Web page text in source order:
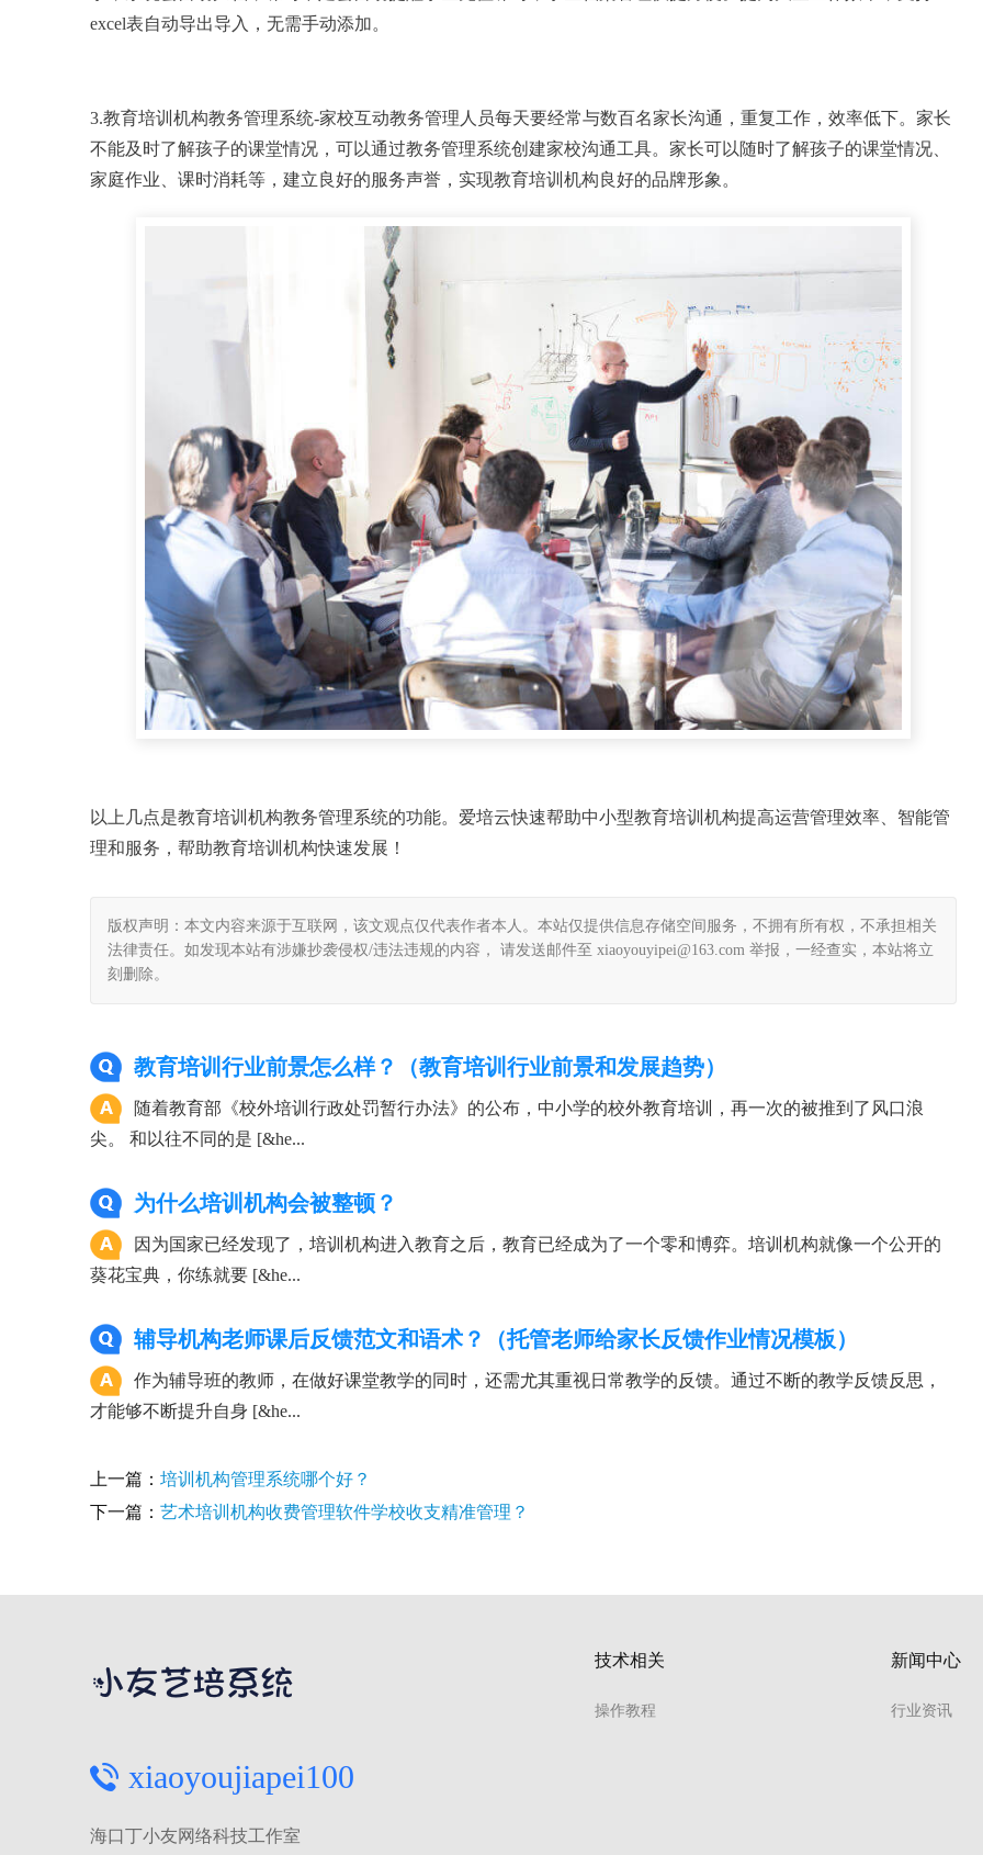
excel表自动导出导入，无需手动添加。
3.教育培训机构教务管理系统-家校互动教务管理人员每天要经常与数百名家长沟通，重复工作，效率低下。家长
不能及时了解孩子的课堂情况，可以通过教务管理系统创建家校沟通工具。家长可以随时了解孩子的课堂情况、
家庭作业、课时消耗等，建立良好的服务声誉，实现教育培训机构良好的品牌形象。
以上几点是教育培训机构教务管理系统的功能。爱培云快速帮助中小型教育培训机构提高运营管理效率、智能管
理和服务，帮助教育培训机构快速发展！
版权声明：本文内容来源于互联网，该文观点仅代表作者本人。本站仅提供信息存储空间服务，不拥有所有权，不承担相关
法律责任。如发现本站有涉嫌抄袭侵权/违法违规的内容， 请发送邮件至 xiaoyouyipei@163.com 举报，一经查实，本站将立
刻删除。
教育培训行业前景怎么样？（教育培训行业前景和发展趋势）
随着教育部《校外培训行政处罚暂行办法》的公布，中小学的校外教育培训，再一次的被推到了风口浪
尖。 和以往不同的是 [&he...
为什么培训机构会被整顿？
因为国家已经发现了，培训机构进入教育之后，教育已经成为了一个零和博弈。培训机构就像一个公开的
葵花宝典，你练就要 [&he...
辅导机构老师课后反馈范文和语术？（托管老师给家长反馈作业情况模板）
作为辅导班的教师，在做好课堂教学的同时，还需尤其重视日常教学的反馈。通过不断的教学反馈反思，
才能够不断提升自身 [&he...
上一篇： 培训机构管理系统哪个好？
下一篇： 艺术培训机构收费管理软件学校收支精准管理？
xiaoyoujiapei100
海口丁小友网络科技工作室
技术相关
操作教程
新闻中心
行业资讯